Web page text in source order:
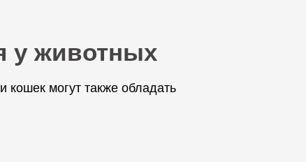
у животных
могут также обладать